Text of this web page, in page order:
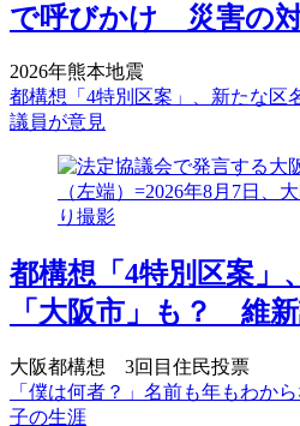
で呼びかけ 災害の
2026年熊本地震
都構想「4特別区案」、新たな
議員が意見
都構想「4特別区案」
「大阪市」も？ 維
大阪都構想 3回目住民投票
「僕は何者？」名前も年もわか
子の生涯